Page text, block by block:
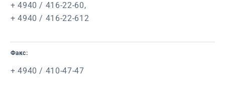
+ 4940 / 416-22-60,
+ 4940 / 416-22-612
Факс:
+ 4940 / 410-47-47